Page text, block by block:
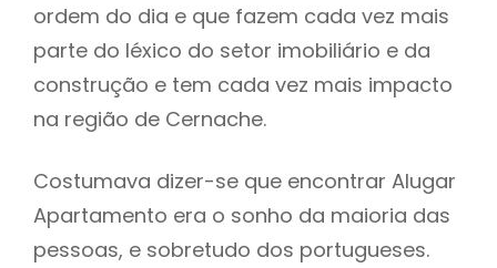
ordem do dia e que fazem cada vez mais
parte do léxico do setor imobiliário e da
construção e tem cada vez mais impacto
na região de Cernache.
Costumava dizer-se que encontrar Alugar
Apartamento era o sonho da maioria das
pessoas, e sobretudo dos portugueses.